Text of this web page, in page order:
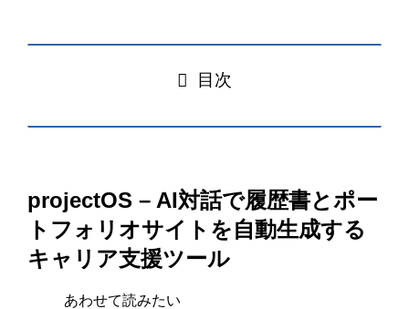
目次
projectOS – AI対話で履歴書とポー
トフォリオサイトを自動生成する
キャリア支援ツール
あわせて読みたい